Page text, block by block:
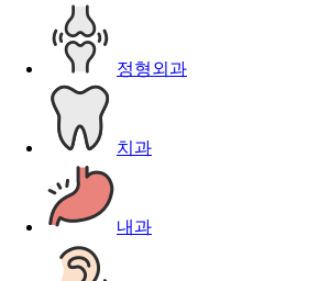
정형외과
치과
내과